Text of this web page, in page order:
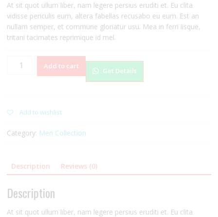
At sit quot ullum liber, nam legere persius eruditi et. Eu clita
vidisse periculis eum, altera fabellas recusabo eu eum. Est an
nullam semper, et commune gloriatur usu. Mea in ferri iisque,
tritani tacimates reprimique id mel.
Add to cart
Get Details
Add to wishlist
Category: Men Collection
Description Reviews (0)
Description
At sit quot ullum liber, nam legere persius eruditi et. Eu clita